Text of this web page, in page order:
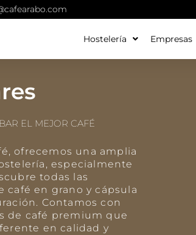
Hostelería Empresas
EL MEJOR CAFÉ
ofrecemos una amplia
especialmente
todas las
café en grano y cápsula
Contamos con
de café premium que
en calidad y